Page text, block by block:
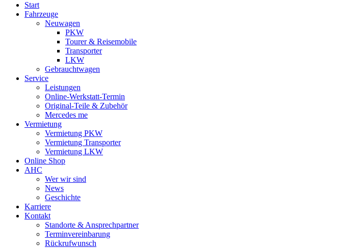
Start
Fahrzeuge
Neuwagen
PKW
Tourer & Reisemobile
Transporter
LKW
Gebrauchtwagen
Service
Leistungen
Online-Werkstatt-Termin
Original-Teile & Zubehör
Mercedes me
Vermietung
Vermietung PKW
Vermietung Transporter
Vermietung LKW
Online Shop
AHC
Wer wir sind
News
Geschichte
Karriere
Kontakt
Standorte & Ansprechpartner
Terminvereinbarung
Rückrufwunsch